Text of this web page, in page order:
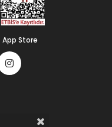
App Store